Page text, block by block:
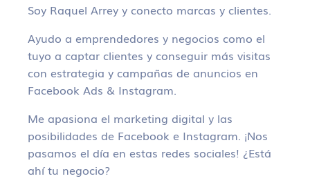
Soy Raquel Arrey y conecto marcas y clientes.
Ayudo a emprendedores y negocios como el
tuyo a captar clientes y conseguir más visitas
con estrategia y campañas de anuncios en
Facebook Ads & Instagram.
Me apasiona el marketing digital y las
posibilidades de Facebook e Instagram. ¡Nos
pasamos el día en estas redes sociales! ¿Está
ahí tu negocio?